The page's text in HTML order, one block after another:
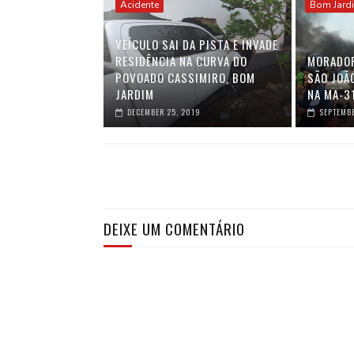
Acidente
VEÍCULO SAI DA PISTA E INVADE
RESIDÊNCIA NA CURVA DO
POVOADO CASSIMIRO, BOM
JARDIM
DECEMBER 25, 2019
Bom
SÃO
NA MA-
DEIXE UM COMENTÁRIO